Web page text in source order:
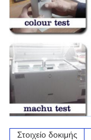
Στοιχείο δοκιμής